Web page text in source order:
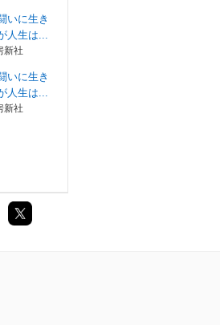
いに生き
人生は...
新社
いに生き
人生は...
新社